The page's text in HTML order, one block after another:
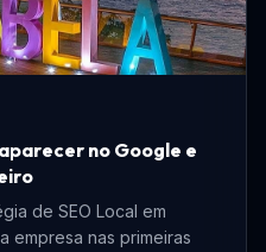
no Google e
de SEO Local em
empresa nas primeiras